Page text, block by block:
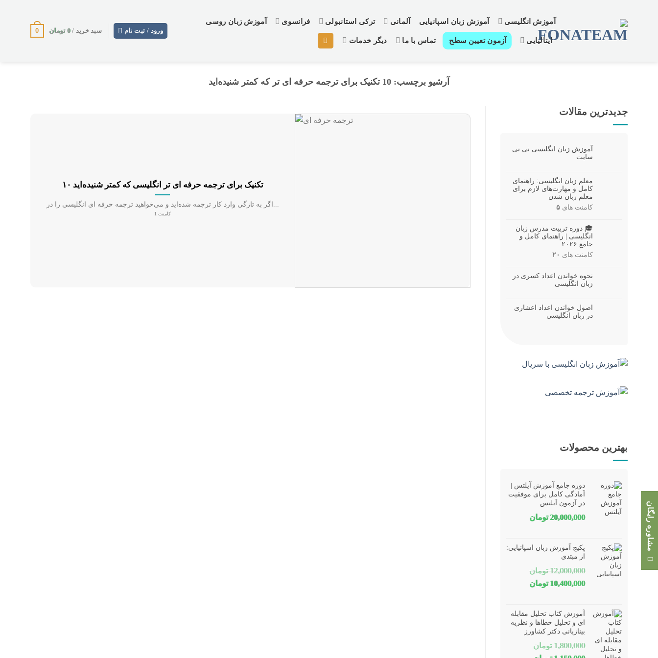
آموزش انگلیسی آموزش زبان اسپانیایی آلمانی ترکی استانبولی فرانسوی آموزش زبان روسی
ایتالیایی آزمون تعیین سطح تماس با ما دیگر خدمات
ورود / ثبت نام سبد خرید /0 تومان 0
آرشیو برچسب: 10 تکنیک برای ترجمه حرفه ای تر که کمتر شنیده‌اید
جدیدترین مقالات
آموزش زبان انگلیسی نی نی
سایت
معلم زبان انگلیسی: راهنمای
کامل و مهارت‌های لازم برای
معلم زبان شدن
کامنت های ۵
🎓 دوره تربیت مدرس زبان
انگلیسی | راهنمای کامل و
جامع ۲۰۲۶
کامنت های ۲۰
نحوه خواندن اعداد کسری در
زبان انگلیسی
اصول خواندن اعداد اعشاری
در زبان انگلیسی
بهترین محصولات
دوره جامع آموزش آیلتس |
آمادگی کامل برای موفقیت
در آزمون آیلتس
20,000,000 تومان
پکیج آموزش زبان اسپانیایی:
از مبتدی
12,000,000 تومان
قیمت
بود.
10,400,000 تومان
است.
آموزش کتاب تحلیل مقابله
ای و تحلیل خطاها و نظریه
بینازبانی دکتر کشاورز
1,800,000 تومان
۱۰ تکنیک برای ترجمه حرفه ای تر انگلیسی که کمتر شنیده‌اید
اگر به تازگی وارد کار ترجمه شده‌اید و می‌خواهید ترجمه حرفه ای انگلیسی را در...
کامنت 1
مشاوره رایگان